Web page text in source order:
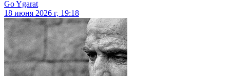
Go Ygarat
18 июня 2026 г, 19:18